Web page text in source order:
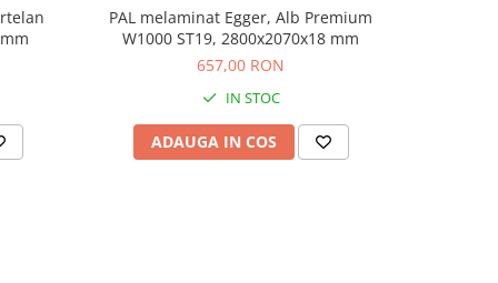
PAL melaminat Egger, Alb Premium
W1000 ST19, 2800x2070x18 mm
657,00 RON
IN STOC
ADAUGA IN COS